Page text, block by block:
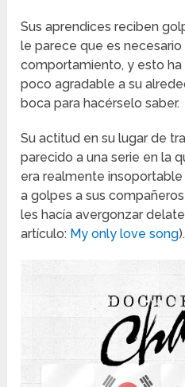
Sus aprendices reciben
le parece que es
comportamiento, y esto
poco agradable a su
boca para hacérselo saber.
Su actitud en su lugar de
parecido a una serie en la
era realmente
a golpes a sus
les hacía avergonzar
artículo: My only love song).